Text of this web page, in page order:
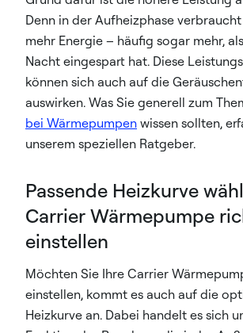
Denn in der Aufheizphase
mehr Energie – häufig sogar mehr,
Nacht eingespart hat. Diese
können sich auch auf die
auswirken. Was Sie generell zum
bei Wärmepumpen wissen sollten,
unserem speziellen Ratgeber.
Passende Heizkurve
Carrier Wärmepumpe
einstellen
Möchten Sie Ihre Carrier
einstellen, kommt es auch auf die
Heizkurve an. Dabei handelt es sich